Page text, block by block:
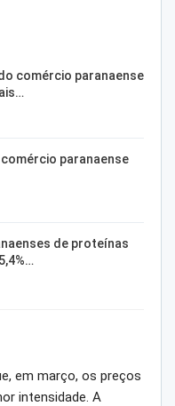
comércio paranaense
comércio paranaense
de proteínas
em março, os preços
intensidade. A